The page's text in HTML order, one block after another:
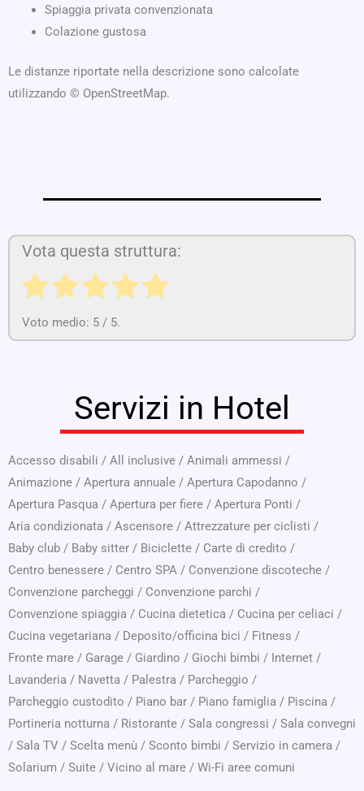
Spiaggia privata convenzionata
Colazione gustosa
Le distanze riportate nella descrizione sono calcolate
utilizzando © OpenStreetMap.
Vota questa struttura:
Voto medio: 5 / 5.
Servizi in Hotel
Accesso disabili / All inclusive / Animali ammessi /
Animazione / Apertura annuale / Apertura Capodanno /
Apertura Pasqua / Apertura per fiere / Apertura Ponti /
Aria condizionata / Ascensore / Attrezzature per ciclisti /
Baby club / Baby sitter / Biciclette / Carte di credito /
Centro benessere / Centro SPA / Convenzione discoteche /
Convenzione parcheggi / Convenzione parchi /
Convenzione spiaggia / Cucina dietetica / Cucina per celiaci /
Cucina vegetariana / Deposito/officina bici / Fitness /
Fronte mare / Garage / Giardino / Giochi bimbi / Internet /
Lavanderia / Navetta / Palestra / Parcheggio /
Parcheggio custodito / Piano bar / Piano famiglia / Piscina /
Portineria notturna / Ristorante / Sala congressi / Sala convegni
/ Sala TV / Scelta menù / Sconto bimbi / Servizio in camera /
Solarium / Suite / Vicino al mare / Wi-Fi aree comuni